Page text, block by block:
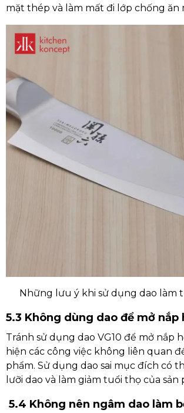
mặt thép và làm mất đi lớp chống ăn
Những lưu ý khi sử dụng dao làm
5.3 Không dùng dao để mở nắp
Tránh sử dụng dao VG10 để mở nắp
hiện các công việc không liên quan
phẩm. Sử dụng dao sai mục đích có
lưỡi dao và làm giảm tuổi thọ của sản
5.4 Không nên ngâm dao làm